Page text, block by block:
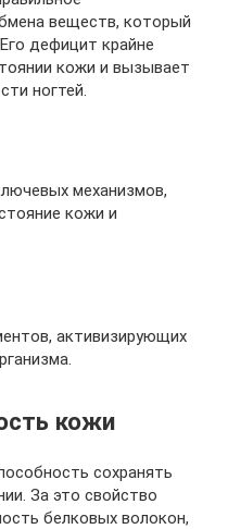
веществ, который
дефицит крайне
кожи и вызывает
ногтей.
механизмов,
кожи и
активизирующих
кожи
сохранять
За это свойство
белковых волокон,